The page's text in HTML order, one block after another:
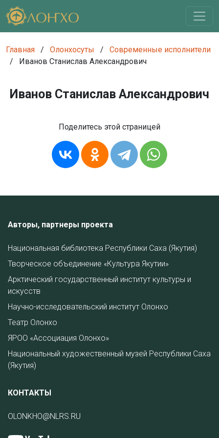
Главная / Олонхосуты /
Современные исполнители
/
Иванов Станислав Александрович
Иванов Станислав Александрович
Поделитесь этой страницей
Авторы, партнеры проекта
Национальная библиотека Республики Саха (Якутия)
Творческое объединение «Культура Якутии»
Арктический государственный институт культуры и
искусств
Научно-исследовательский институт Олонхо
Театр Олонхо
ЯРОО «Ассоциация Олонхо»
Национальный художественный музей Республики Саха
(Якутия)
КОНТАКТЫ
OLONKHO@NLRS.RU